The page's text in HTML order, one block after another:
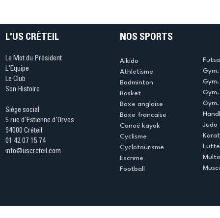
L'US CRÉTEIL
Le Mot du Président
L'Equipe
Le Club
Son Histoire
Siège social
5 rue d'Estienne d'Orves
94000 Créteil
01 42 07 15 74
info@uscreteil.com
NOS SPORTS
Aikido
Athletisme
Badminton
Basket
Boxe anglaise
Boxe francaise
Canoë kayak
Cyclisme
Cyclotourisme
Escrime
Football
Judo
Lutte